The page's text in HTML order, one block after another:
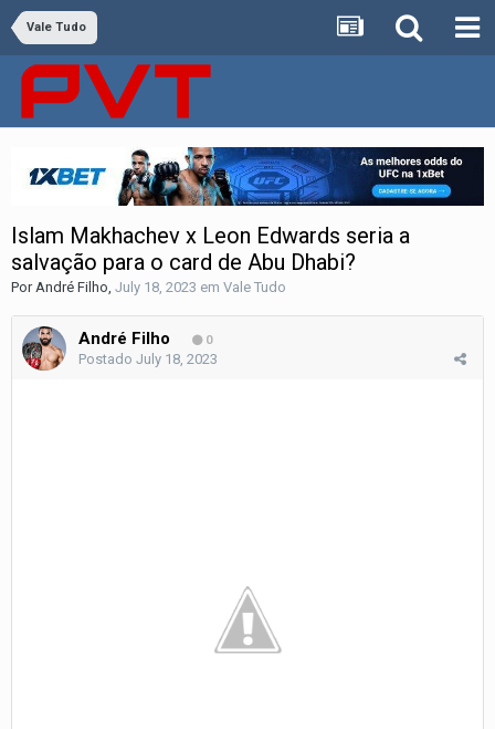
Vale Tudo
Islam Makhachev x Leon Edwards seria a
salvação para o card de Abu Dhabi?
Por André Filho July 18, 2023 em Vale Tudo
André Filho 0
Postado July 18, 2023